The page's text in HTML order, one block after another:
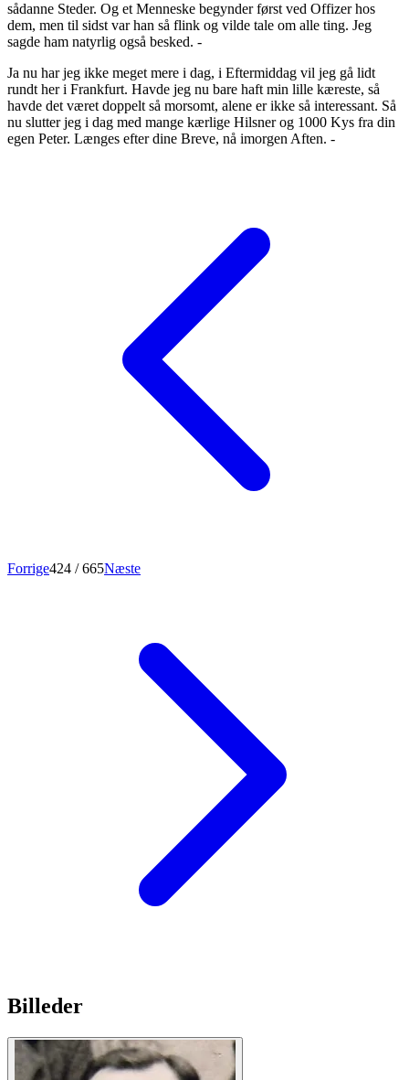
sådanne Steder. Og et Menneske begynder først ved Offizer hos
dem, men til sidst var han så flink og vilde tale om alle ting. Jeg
sagde ham natyrlig også besked. -
Ja nu har jeg ikke meget mere i dag, i Eftermiddag vil jeg gå lidt
rundt her i Frankfurt. Havde jeg nu bare haft min lille kæreste, så
havde det været doppelt så morsomt, alene er ikke så interessant. Så
nu slutter jeg i dag med mange kærlige Hilsner og 1000 Kys fra din
egen Peter. Længes efter dine Breve, nå imorgen Aften. -
Forrige424 / 665Næste
Billeder